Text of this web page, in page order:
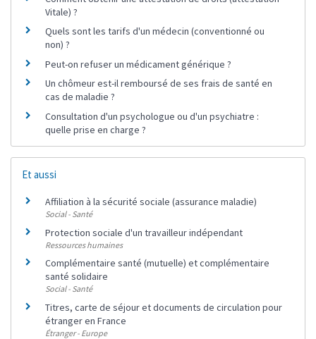
Vitale) ?
Quels sont les tarifs d'un médecin (conventionné ou
non) ?
Peut-on refuser un médicament générique ?
Un chômeur est-il remboursé de ses frais de santé en
cas de maladie ?
Consultation d'un psychologue ou d'un psychiatre :
quelle prise en charge ?
Et aussi
Affiliation à la sécurité sociale (assurance maladie)
Social - Santé
Protection sociale d'un travailleur indépendant
Ressources humaines
Complémentaire santé (mutuelle) et complémentaire
santé solidaire
Social - Santé
Titres, carte de séjour et documents de circulation pour
étranger en France
Étranger - Europe